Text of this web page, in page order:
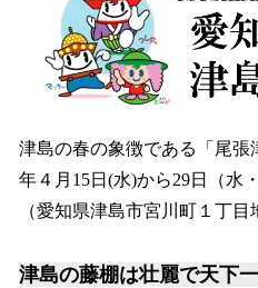
読
み
込
中
す
津島の春の象徴である「尾張
年４月15日(水)から29日（水
（愛知県津島市宮川町１丁目
津島の藤棚は壮麗で天下一